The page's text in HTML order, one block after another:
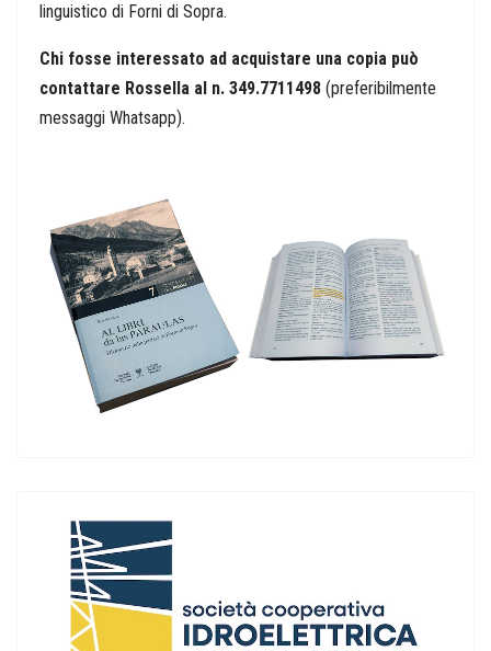
linguistico di Forni di Sopra.
Chi fosse interessato ad acquistare una copia può
contattare Rossella al n. 349.7711498 (preferibilmente
messaggi Whatsapp).